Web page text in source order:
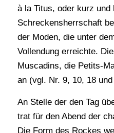
à la Titus, oder kurz
Schreckensherrschaft
der Moden, die unter
Vollendung erreichte.
Muscadins, die Petits-
an (vgl. Nr. 9, 10, 18
An Stelle der den Tag
trat für den Abend der
Die Form des Rockes